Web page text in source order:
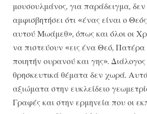
μουσουλμάνος, για παράδειγμα,
αμφισβητήσει ότι «ένας είναι ο
αυτού Μωάμεθ», όπως και όλοι οι
να πιστεύουν «εις ένα Θεό,
ποιητήν ουρανού και γης».
θρησκευτικά θέματα δεν χωρά.
αξιώματα στην ευκλείδειο
Γραφές και στην ερμηνεία που οι